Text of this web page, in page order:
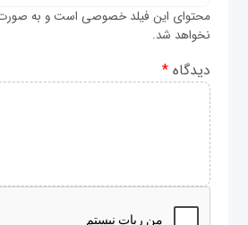
محتوای این فیلد خصوصی است و به
نخواهد شد.
دیدگاه*